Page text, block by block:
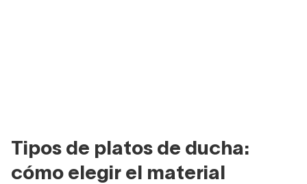
Tipos de platos de ducha:
cómo elegir el material